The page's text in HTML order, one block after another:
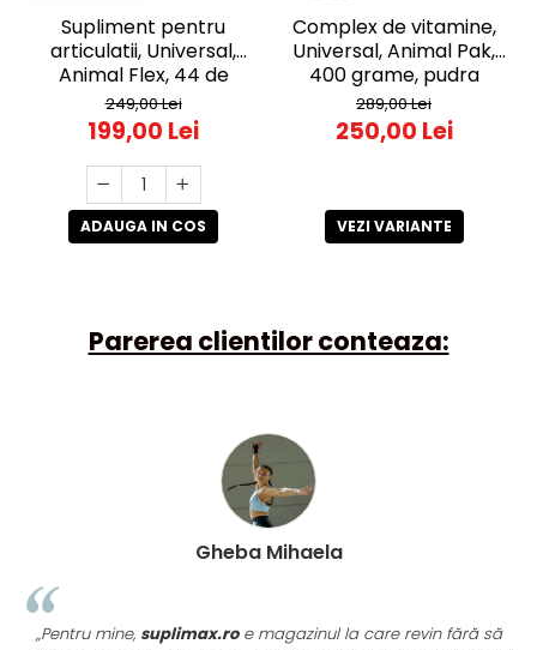
Supliment pentru
articulatii, Universal,
Animal Flex, 44 de
pachete
249,00 Lei
199,00 Lei
ADAUGA IN COS
Complex de vitamine,
Universal, Animal Pak,
400 grame, pudra
289,00 Lei
250,00 Lei
VEZI VARIANTE
Parerea clientilor conteaza:
Gheba Mihaela
„Pentru mine, suplimax.roe magazinul la care revin fără să